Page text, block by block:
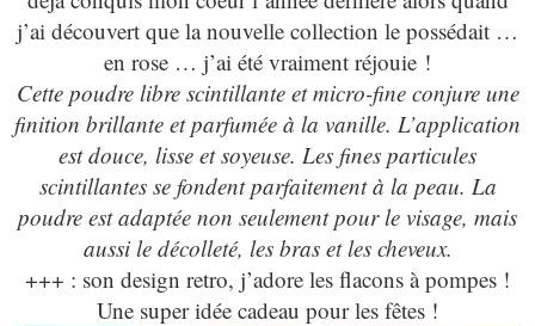
j’ai découvert que la nouvelle collection le possédait …
en rose … j’ai été vraiment réjouie !
Cette poudre libre scintillante et micro-fine conjure une
finition brillante et parfumée à la vanille. L’application
est douce, lisse et soyeuse. Les fines particules
scintillantes se fondent parfaitement à la peau. La
poudre est adaptée non seulement pour le visage, mais
aussi le décolleté, les bras et les cheveux.
+++ : son design retro, j’adore les flacons à pompes !
Une super idée cadeau pour les fêtes !